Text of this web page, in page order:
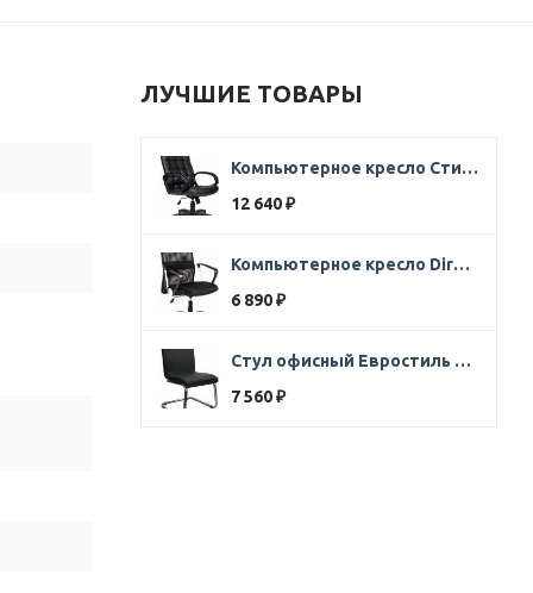
ЛУЧШИЕ ТОВАРЫ
Компьютерное кресло Стиль Ультра SOFT кожа черная
12 640 ₽
Компьютерное кресло Direct ткань черная
6 890 ₽
Стул офисный Евростиль 250 (стул сбербанк) кожзам черный
7 560 ₽